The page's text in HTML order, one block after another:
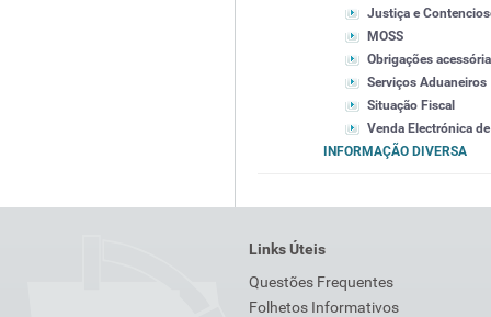
Justiça e
MOSS
Obrigações
Serviços Aduaneiros
Situação Fiscal
Venda Electrónica
INFORMAÇÃO DIVERSA
Links Úteis
Questões Frequentes
Folhetos Informativos